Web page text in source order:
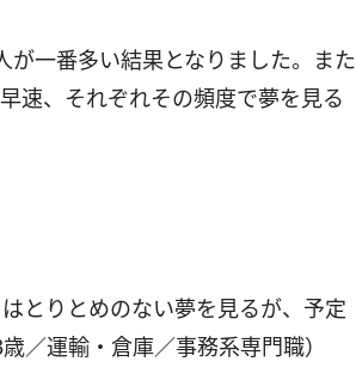
一番多い結果となりました。また
速、それぞれその頻度で夢を見る
とりとめのない夢を見るが、予定
／運輸・倉庫／事務系専門職）